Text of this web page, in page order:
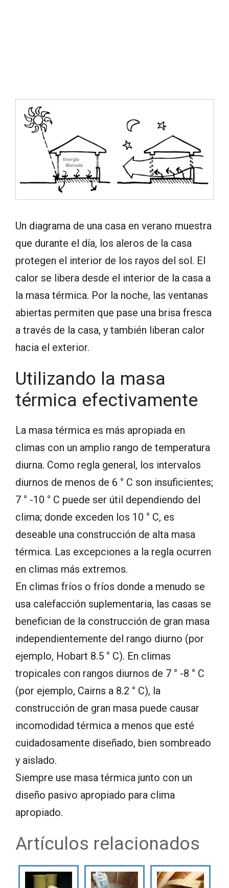
Un diagrama de una casa en verano muestra
que durante el día, los aleros de la casa
protegen el interior de los rayos del sol. El
calor se libera desde el interior de la casa a
la masa térmica. Por la noche, las ventanas
abiertas permiten que pase una brisa fresca
a través de la casa, y también liberan calor
hacia el exterior.
Utilizando la masa
térmica efectivamente
La masa térmica es más apropiada en
climas con un amplio rango de temperatura
diurna. Como regla general, los intervalos
diurnos de menos de 6 ° C son insuficientes;
7 ° -10 ° C puede ser útil dependiendo del
clima; donde exceden los 10 ° C, es
deseable una construcción de alta masa
térmica. Las excepciones a la regla ocurren
en climas más extremos.
En climas fríos o fríos donde a menudo se
usa calefacción suplementaria, las casas se
benefician de la construcción de gran masa
independientemente del rango diurno (por
ejemplo, Hobart 8.5 ° C). En climas
tropicales con rangos diurnos de 7 ° -8 ° C
(por ejemplo, Cairns a 8.2 ° C), la
construcción de gran masa puede causar
incomodidad térmica a menos que esté
cuidadosamente diseñado, bien sombreado
y aislado.
Siempre use masa térmica junto con un
diseño pasivo apropiado para clima
apropiado.
Artículos relacionados